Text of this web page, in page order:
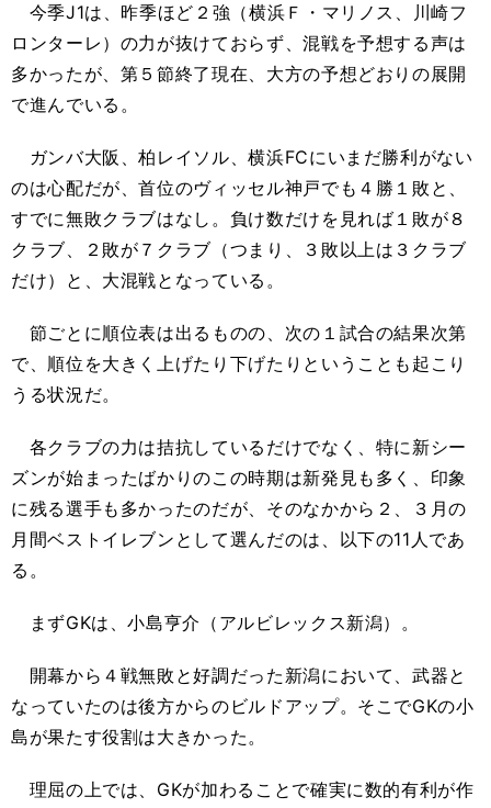
今季J1は、昨季ほど２強（横浜Ｆ・マリノス、川崎フ
ロンターレ）の力が抜けておらず、混戦を予想する声は
多かったが、第５節終了現在、大方の予想どおりの展開
で進んでいる。
ガンバ大阪、柏レイソル、横浜FCにいまだ勝利がない
のは心配だが、首位のヴィッセル神戸でも４勝１敗と、
すでに無敗クラブはなし。負け数だけを見れば１敗が８
クラブ、２敗が７クラブ（つまり、３敗以上は３クラブ
だけ）と、大混戦となっている。
節ごとに順位表は出るものの、次の１試合の結果次第
で、順位を大きく上げたり下げたりということも起こり
うる状況だ。
各クラブの力は拮抗しているだけでなく、特に新シー
ズンが始まったばかりのこの時期は新発見も多く、印象
に残る選手も多かったのだが、そのなかから２、３月の
月間ベストイレブンとして選んだのは、以下の11人であ
る。
まずGKは、小島亨介（アルビレックス新潟）。
開幕から４戦無敗と好調だった新潟において、武器と
なっていたのは後方からのビルドアップ。そこでGKの小
島が果たす役割は大きかった。
理屈の上では、GKが加わることで確実に数的有利が作